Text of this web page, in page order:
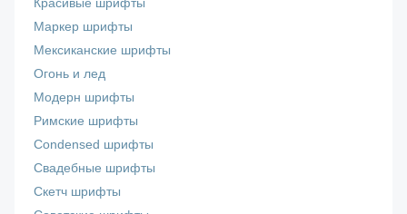
Красивые шрифты
Маркер шрифты
Мексиканские шрифты
Огонь и лед
Модерн шрифты
Римские шрифты
Сondensed шрифты
Свадебные шрифты
Скетч шрифты